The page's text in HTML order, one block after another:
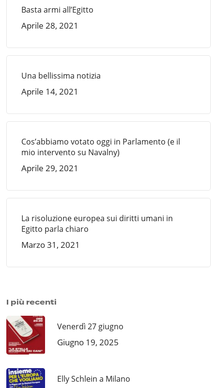
Basta armi all’Egitto
Aprile 28, 2021
Una bellissima notizia
Aprile 14, 2021
Cos’abbiamo votato oggi in Parlamento (e il
mio intervento su Navalny)
Aprile 29, 2021
La risoluzione europea sui diritti umani in
Egitto parla chiaro
Marzo 31, 2021
I più recenti
Venerdì 27 giugno
Giugno 19, 2025
Elly Schlein a Milano